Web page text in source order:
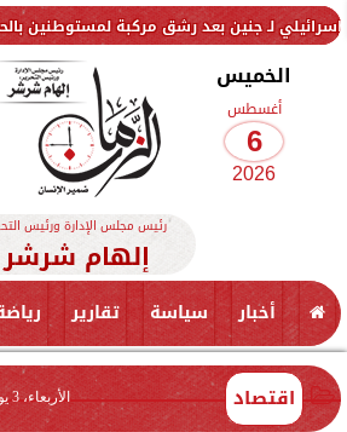
بعد رشق مركبة لمستوطنين بالحجارة
الخميس
أغسطس
6
2026
رئيس مجلس الإدارة ورئيس
إلهام شرشر
أخبار سياسة تقارير
اقتصاد الأربعاء، 3 يونيو 2026